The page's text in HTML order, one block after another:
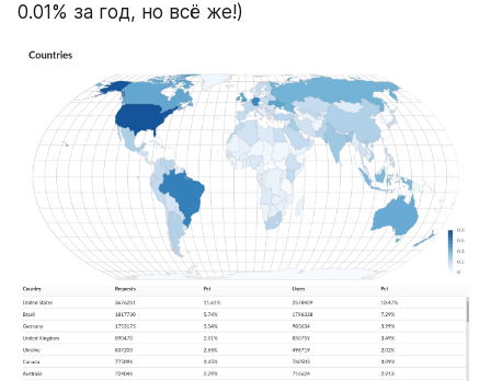
0.01% за год, но всё же!)